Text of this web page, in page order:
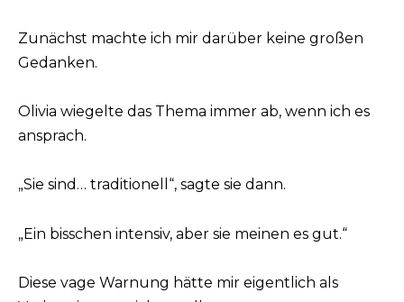
Zunächst machte ich mir darüber keine großen
Gedanken.
Olivia wiegelte das Thema immer ab, wenn ich es
ansprach.
„Sie sind… traditionell“, sagte sie dann.
„Ein bisschen intensiv, aber sie meinen es gut.“
Diese vage Warnung hätte mir eigentlich als